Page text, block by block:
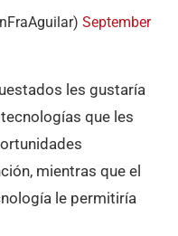
September
les gustaría
que les
mientras que el
le permitiría